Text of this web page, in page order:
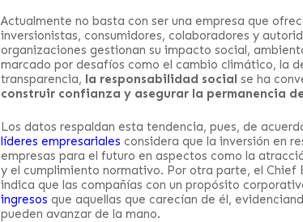
Actualmente no basta con ser una empresa que
inversionistas, consumidores, colaboradores y
organizaciones gestionan su impacto social,
marcado por desafíos como el cambio climático, la
transparencia, la responsabilidad social se ha
construir confianza y asegurar la permanencia
Los datos respaldan esta tendencia, pues, de
líderes empresariales considera que la inversión en
empresas para el futuro en aspectos como la
y el cumplimiento normativo. Por otra parte, el Chief
indica que las compañías con un propósito
ingresos que aquellas que carecían de él,
pueden avanzar de la mano.